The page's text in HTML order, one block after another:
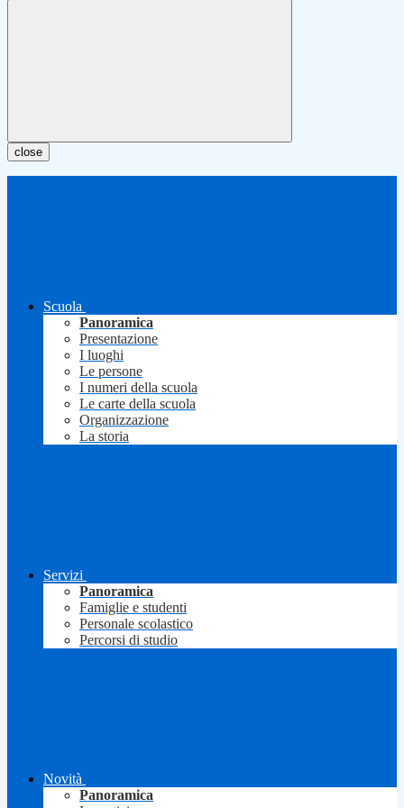
close
Scuola
Panoramica
Presentazione
I luoghi
Le persone
I numeri della scuola
Le carte della scuola
Organizzazione
La storia
Servizi
Panoramica
Famiglie e studenti
Personale scolastico
Percorsi di studio
Novità
Panoramica